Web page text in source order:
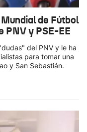
de Fútbol
PNV y PSE-EE
del PNV y le ha
para tomar una
y San Sebastián.